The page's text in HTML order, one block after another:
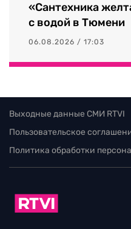
«Сантехника
с водой в Тюмени
06.08.2026 / 17:03
Выходные данные СМИ RTVI
Пользовательское
Политика обработки